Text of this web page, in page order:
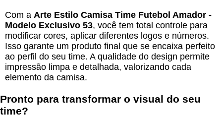
Com a Arte Estilo Camisa Time Futebol Amador -
Modelo Exclusivo 53, você tem total controle para
modificar cores, aplicar diferentes logos e números.
Isso garante um produto final que se encaixa perfeito
ao perfil do seu time. A qualidade do design permite
impressão limpa e detalhada, valorizando cada
elemento da camisa.
Pronto para transformar o visual do seu
time?